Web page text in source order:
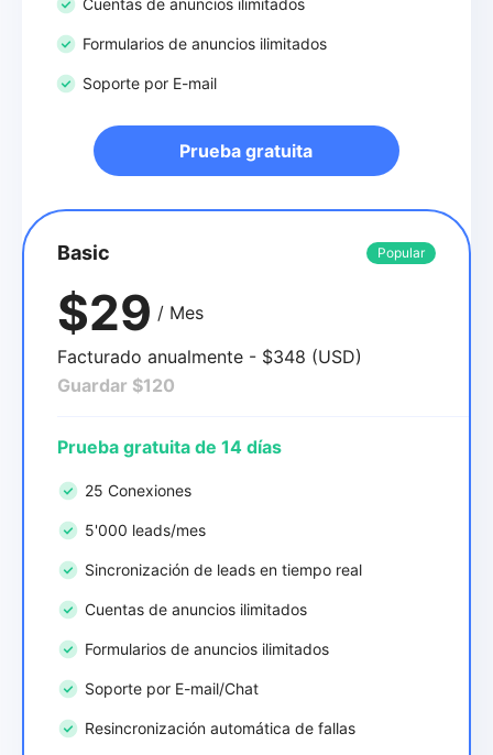
Cuentas de anuncios ilimitados
Formularios de anuncios ilimitados
Soporte por E-mail
Prueba gratuita
Basic Popular
$29 / Mes
Facturado anualmente - $348 (USD)
Guardar $120
Prueba gratuita de 14 días
25 Conexiones
5'000 leads/mes
Sincronización de leads en tiempo real
Cuentas de anuncios ilimitados
Formularios de anuncios ilimitados
Soporte por E-mail/Chat
Resincronización automática de fallas